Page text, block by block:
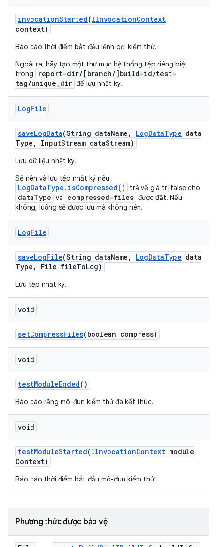
invocationStarted(IInvocationContext
context)
Báo cáo thời điểm bắt đầu lệnh gọi kiểm thử.
Ngoài ra, hãy tạo một thư mục hệ thống tệp riêng biệt
trong
report-dir/[branch/]build-id/test-
tag/unique_dir để lưu nhật ký.
LogFile
saveLogData(String dataName , LogDataType data
Type , InputStream dataStream)
Lưu dữ liệu nhật ký.
Sẽ nén và lưu tệp nhật ký nếu
LogDataType.isCompressed() trả về giá trị false cho
dataType và compressed-files được đặt. Nếu
không, luồng sẽ được lưu mà không nén.
LogFile
saveLogFile(String dataName , LogDataType data
Type , File fileToLog)
Lưu tệp nhật ký.
void
setCompressFiles(boolean compress)
void
testModuleEnded()
Báo cáo rằng mô-đun kiểm thử đã kết thúc.
void
testModuleStarted(IInvocationContext module
Context)
Báo cáo thời điểm bắt đầu mô-đun kiểm thử.
Phương thức được bảo vệ